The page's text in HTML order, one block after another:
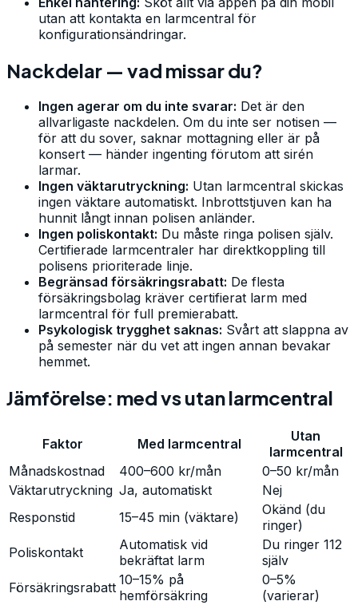
utan att kontakta en larmcentral för
konfigurationsändringar.
Nackdelar — vad missar du?
Ingen agerar om du inte svarar: Det är den
allvarligaste nackdelen. Om du inte ser notisen —
för att du sover, saknar mottagning eller är på
konsert — händer ingenting förutom att sirén
larmar.
Ingen väktarutryckning: Utan larmcentral skickas
ingen väktare automatiskt. Inbrottstjuven kan ha
hunnit långt innan polisen anländer.
Ingen poliskontakt: Du måste ringa polisen själv.
Certifierade larmcentraler har direktkoppling till
polisens prioriterade linje.
Begränsad försäkringsrabatt: De flesta
försäkringsbolag kräver certifierat larm med
larmcentral för full premierabatt.
Psykologisk trygghet saknas: Svårt att slappna av
på semester när du vet att ingen annan bevakar
hemmet.
Jämförelse: med vs utan larmcentral
Faktor Med larmcentral
Utan
larmcentral
Månadskostnad
400–600 kr/mån
0–50 kr/mån
Väktarutryckning Ja, automatiskt
Nej
Responstid
15–45 min (väktare)
Okänd (du
ringer)
Poliskontakt
Automatisk vid
bekräftat larm
Du ringer 112
själv
Försäkringsrabatt 10–15% på
hemförsäkring
0–5%
(varierar)